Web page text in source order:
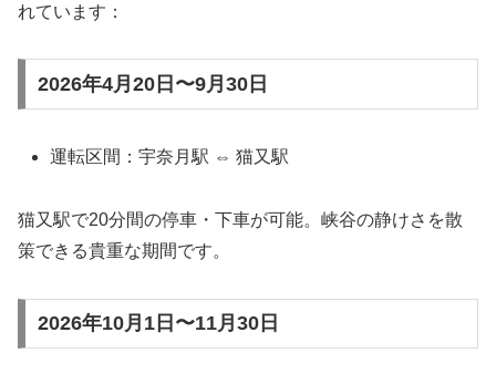
れています：
2026年4月20日〜9月30日
運転区間：宇奈月駅 ⇔ 猫又駅
猫又駅で20分間の停車・下車が可能。峡谷の静けさを散
策できる貴重な期間です。
2026年10月1日〜11月30日